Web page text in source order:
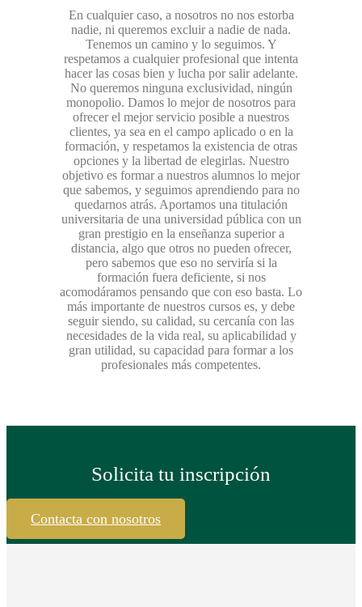
En cualquier caso, a nosotros no nos estorba
nadie, ni queremos excluir a nadie de nada.
Tenemos un camino y lo seguimos. Y
respetamos a cualquier profesional que intenta
hacer las cosas bien y lucha por salir adelante.
No queremos ninguna exclusividad, ningún
monopolio. Damos lo mejor de nosotros para
ofrecer el mejor servicio posible a nuestros
clientes, ya sea en el campo aplicado o en la
formación, y respetamos la existencia de otras
opciones y la libertad de elegirlas. Nuestro
objetivo es formar a nuestros alumnos lo mejor
que sabemos, y seguimos aprendiendo para no
quedarnos atrás. Aportamos una titulación
universitaria de una universidad pública con un
gran prestigio en la enseñanza superior a
distancia, algo que otros no pueden ofrecer,
pero sabemos que eso no serviría si la
formación fuera deficiente, si nos
acomodáramos pensando que con eso basta. Lo
más importante de nuestros cursos es, y debe
seguir siendo, su calidad, su cercanía con las
necesidades de la vida real, su aplicabilidad y
gran utilidad, su capacidad para formar a los
profesionales más competentes.
Solicita tu inscripción
Contacta con nosotros